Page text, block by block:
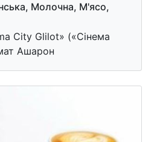
Молочна, М'ясо,
City Glilot» («Сінема
Ашарон